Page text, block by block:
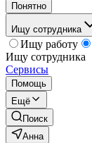
Понятно
Ищу сотрудника
Ищу работу
Ищу сотрудника
Сервисы
Помощь
Ещё
Поиск
Анна